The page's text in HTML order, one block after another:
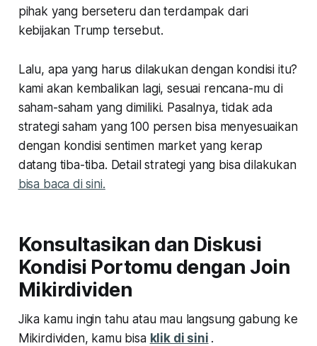
pihak yang berseteru dan terdampak dari
kebijakan Trump tersebut.
Lalu, apa yang harus dilakukan dengan kondisi itu?
kami akan kembalikan lagi, sesuai rencana-mu di
saham-saham yang dimiliki. Pasalnya, tidak ada
strategi saham yang 100 persen bisa menyesuaikan
dengan kondisi sentimen market yang kerap
datang tiba-tiba. Detail strategi yang bisa dilakukan
bisa baca di sini.
Konsultasikan dan Diskusi
Kondisi Portomu dengan Join
Mikirdividen
Jika kamu ingin tahu atau mau langsung gabung ke
Mikirdividen, kamu bisa klik di sini .